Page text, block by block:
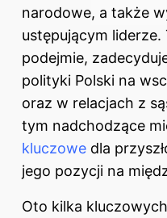
narodowe, a także
ustępującym liderze.
podejmie,
polityki Polski na
oraz w relacjach z
tym nadchodzące
kluczowe dla
jego pozycji na
Oto kilka